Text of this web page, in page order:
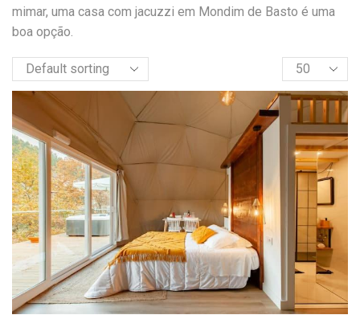
mimar, uma casa com jacuzzi em Mondim de Basto é uma
boa opção.